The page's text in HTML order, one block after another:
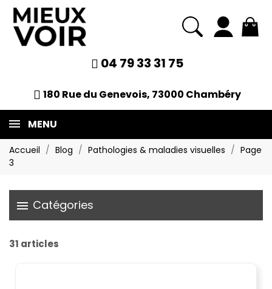
04 79 33 31 75
180 Rue du Genevois, 73000 Chambéry
MENU
Accueil Blog Pathologies & maladies visuelles
Page
3
menu Catégories
31 articles